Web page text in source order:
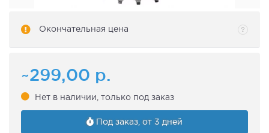
Окончательная цена
~299,00 р.
Нет в наличии, только под заказ
Под заказ, от 3 дней